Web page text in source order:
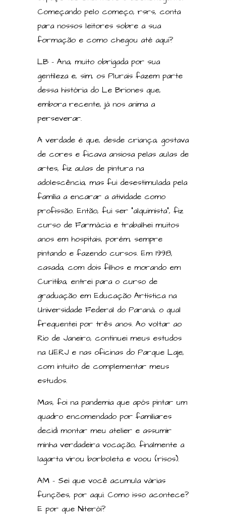
Começando pelo começo, rsrs, conta
para nossos leitores sobre a sua
formação e como chegou até aqui?
LB – Ana, muito obrigada por sua
gentileza e, sim, os Plurais fazem parte
dessa história do Le Briones que,
embora recente, já nos anima a
perseverar.
A verdade é que, desde criança, gostava
de cores e ficava ansiosa pelas aulas de
artes, fiz aulas de pintura na
adolescência, mas fui desestimulada pela
família a encarar a atividade como
profissão. Então, fui ser “alquimista”, fiz
curso de Farmácia e trabalhei muitos
anos em hospitais, porém, sempre
pintando e fazendo cursos. Em 1998,
casada, com dois filhos e morando em
Curitiba, entrei para o curso de
graduação em Educação Artística na
Universidade Federal do Paraná, o qual
frequentei por três anos. Ao voltar ao
Rio de Janeiro, continuei meus estudos
na UERJ e nas oficinas do Parque Laje,
com intuito de complementar meus
estudos.
Mas, foi na pandemia que após pintar um
quadro encomendado por familiares
decidi montar meu atelier e assumir
minha verdadeira vocação, finalmente a
lagarta virou borboleta e voou (risos).
AM – Sei que você acumula várias
funções, por aqui. Como isso acontece?
E por que Niterói?